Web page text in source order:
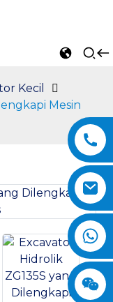
Kecil
Mesin